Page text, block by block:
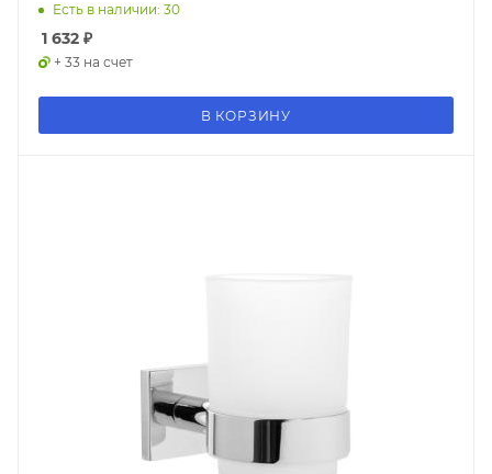
Есть в наличии: 30
1 632 ₽
+ 33 на счет
В КОРЗИНУ